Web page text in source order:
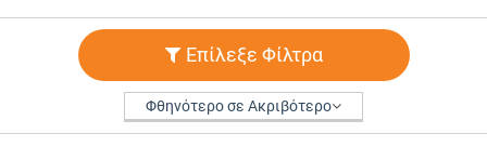
Επίλεξε Φίλτρα
Φθηνότερο σε Ακριβότερο